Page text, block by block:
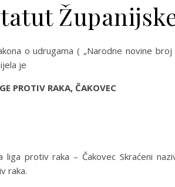
o udrugama ( „Narodne novine
je
PROTIV RAKA, ČAKOVEC
liga protiv raka – Čakovec Skraćeni
raka.